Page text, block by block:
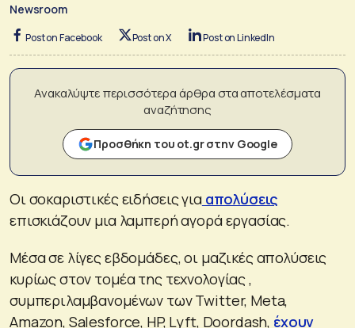
Newsroom
Post on Facebook Post on X Post on LinkedIn
Ανακαλύψτε περισσότερα άρθρα στα αποτελέσματα
αναζήτησης
Προσθήκη του ot.gr στην Google
Οι σοκαριστικές ειδήσεις γιααπολύσεις
επισκιάζουν μια λαμπερή αγορά εργασίας.
Μέσα σε λίγες εβδομάδες, οι μαζικές απολύσεις
κυρίως στον τομέα της τεχνολογίας ,
συμπεριλαμβανομένων των Twitter, Meta,
Amazon, Salesforce, HP, Lyft, Doordash, έχουν